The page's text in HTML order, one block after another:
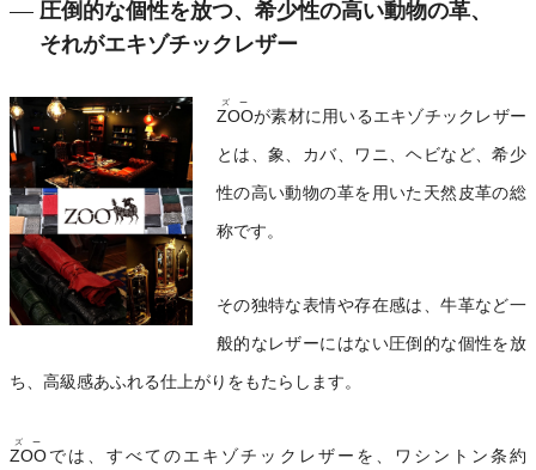
圧倒的な個性を放つ、希少性の高い動物の革、
それがエキゾチックレザー
ZOO
ズー
が素材に用いるエキゾチックレザー
とは、象、カバ、ワニ、ヘビなど、希少
性の高い動物の革を用いた天然皮革の総
称です。
その独特な表情や存在感は、牛革など一
般的なレザーにはない圧倒的な個性を放
ち、高級感あふれる仕上がりをもたらします。
ZOO
ズー
では、すべてのエキゾチックレザーを、ワシントン条約